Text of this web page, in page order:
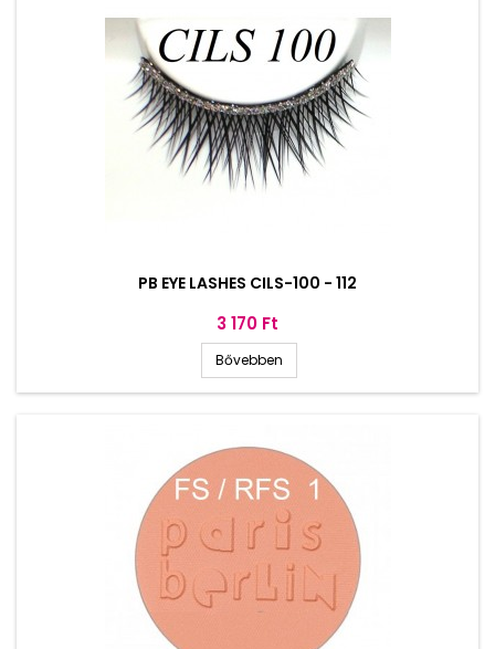
PB EYE LASHES CILS-100 - 112
Ár
3 170 Ft
Bővebben